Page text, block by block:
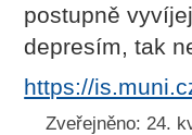
postupně
depresím, tak
https://
Zveřejněno: 24.